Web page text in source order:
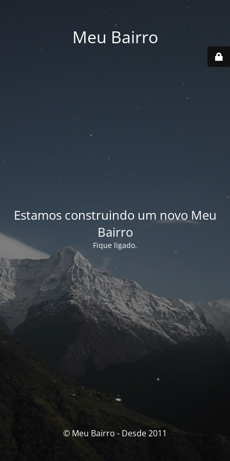
Meu Bairro
Estamos construindo um novo Meu
Bairro
Fique ligado.
© Meu Bairro - Desde 2011